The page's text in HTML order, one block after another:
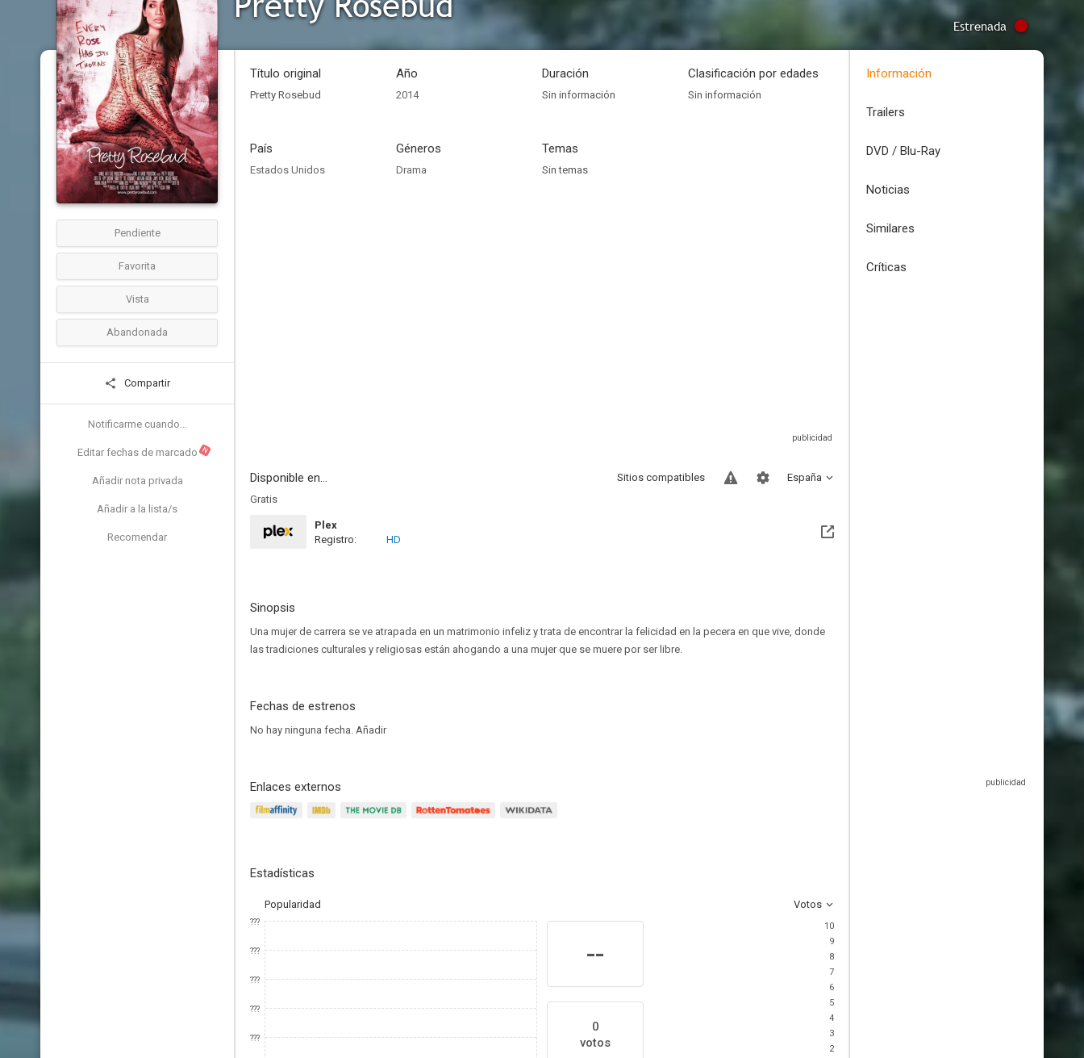
Estrenada
Pendiente
Favorita
Vista
Abandonada
Compartir
Notificarme cuando...
Editar fechas de marcado N
Añadir nota privada
Añadir a la lista/s
Recomendar
Título original
Pretty Rosebud
Año
2014
Duración
Sin información
Clasificación por edades
Sin información
País
Estados Unidos
Géneros
Drama
Temas
Sin temas
Disponible en... España
Sitios compatibles
Gratis
Plex
Registro:
HD
Sinopsis
Una mujer de carrera se ve atrapada en un matrimonio infeliz y trata de encontrar la felicidad en la pecera en que vive, donde
las tradiciones culturales y religiosas están ahogando a una mujer que se muere por ser libre.
Fechas de estrenos
No hay ninguna fecha. Añadir
Enlaces externos
Estadísticas
Popularidad Votos
???
???
???
???
???
--
0
votos
10
9
8
7
6
5
4
3
2
Información
Trailers
DVD / Blu-Ray
Noticias
Similares
Críticas